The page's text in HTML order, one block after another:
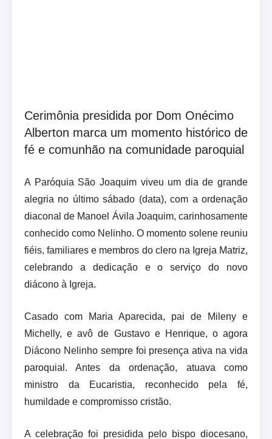
Cerimônia presidida por Dom Onécimo
Alberton marca um momento histórico de
fé e comunhão na comunidade paroquial
A Paróquia São Joaquim viveu um dia de grande
alegria no último sábado (data), com a ordenação
diaconal de Manoel Ávila Joaquim, carinhosamente
conhecido como Nelinho. O momento solene reuniu
fiéis, familiares e membros do clero na Igreja Matriz,
celebrando a dedicação e o serviço do novo
diácono à Igreja.
Casado com Maria Aparecida, pai de Mileny e
Michelly, e avô de Gustavo e Henrique, o agora
Diácono Nelinho sempre foi presença ativa na vida
paroquial. Antes da ordenação, atuava como
ministro da Eucaristia, reconhecido pela fé,
humildade e compromisso cristão.
A celebração foi presidida pelo bispo diocesano,